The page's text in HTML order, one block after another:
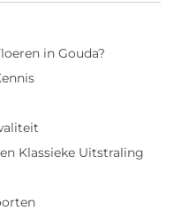
in Gouda?
Klassieke Uitstraling